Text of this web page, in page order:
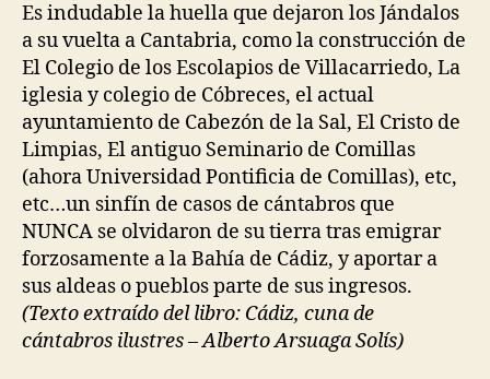
Es indudable la huella que dejaron los Jándalos
a su vuelta a Cantabria, como la construcción de
El Colegio de los Escolapios de Villacarriedo, La
iglesia y colegio de Cóbreces, el actual
ayuntamiento de Cabezón de la Sal, El Cristo de
Limpias, El antiguo Seminario de Comillas
(ahora Universidad Pontificia de Comillas), etc,
etc…un sinfín de casos de cántabros que
NUNCA se olvidaron de su tierra tras emigrar
forzosamente a la Bahía de Cádiz, y aportar a
sus aldeas o pueblos parte de sus ingresos.
(Texto extraído del libro: Cádiz, cuna de
cántabros ilustres – Alberto Arsuaga Solís)